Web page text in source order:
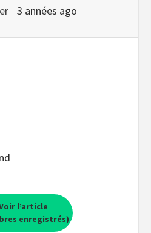
3 années ago
l’article
enregistrés)